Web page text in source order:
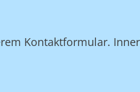
Kontaktformular.